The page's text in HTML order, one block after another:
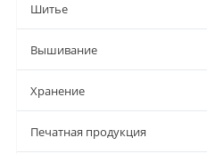
Шитье
Вышивание
Хранение
Печатная продукция